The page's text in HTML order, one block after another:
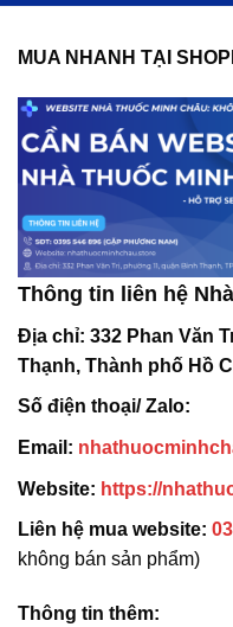
MUA NHANH TẠI
Thông tin liên hệ
Địa chỉ: 332 Phan Văn
Thạnh, Thành phố Hồ
Số điện thoại/ Zalo:
Email:
Website: https://
Liên hệ mua website:
không bán sản phẩm)
Thông tin thêm: